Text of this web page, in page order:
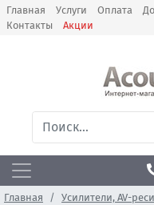
Главная Услуги Оплата
Контакты
Акции
Главная Усилители, AV-